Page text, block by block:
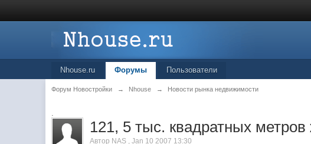
Nhouse.ru Форумы Пользователи
Форум Новостройки → Nhouse → Новости рынка недвижимости
.
121, 5 тыс. квадратных
Автор NAS ,Jan 10 2007 13:30